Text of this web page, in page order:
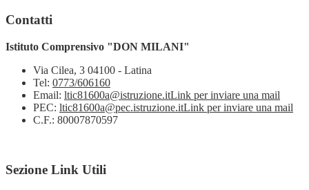
Contatti
Istituto Comprensivo "DON MILANI"
Via Cilea, 3 04100 - Latina
Tel: 0773/606160
Email: ltic81600a@istruzione.itLink per inviare una mail
PEC: ltic81600a@pec.istruzione.itLink per inviare una mail
C.F.: 80007870597
Sezione Link Utili